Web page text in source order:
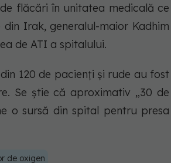
flăcări în unitatea medicală ce
Irak, generalul-maior Kadhim
de ATI a spitalului.
120 de pacienți și rude au fost
Se știe că aproximativ „30 de
o sursă din spital pentru presa
de oxigen